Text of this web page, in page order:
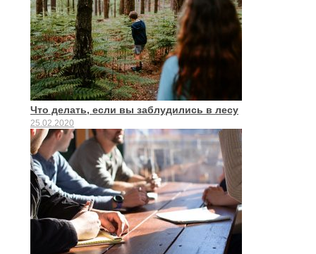
Что делать, если вы заблудились в лесу
25.02.2020